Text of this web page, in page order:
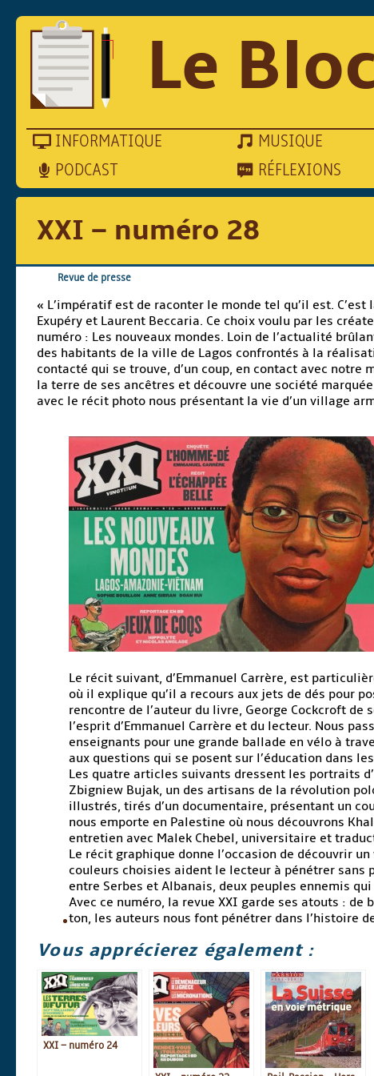
Le
INFORMATIQUE MUSIQUE
PODCAST
RÉFLEXIONS
XXI – numéro 28
Revue de presse
« L’impératif est de raconter le monde tel qu’il est.
Exupéry et Laurent Beccaria. Ce choix voulu par les
numéro : Les nouveaux mondes. Loin de l’actualité
des habitants de la ville de Lagos confrontés à la
contacté qui se trouve, d’un coup, en contact avec
la terre de ses ancêtres et découvre une société
avec le récit photo nous présentant la vie d’un village
Le récit suivant, d’Emmanuel Carrère, est
où il explique qu’il a recours aux jets de dés pour
rencontre de l’auteur du livre, George Cockcroft
l’esprit d’Emmanuel Carrère et du lecteur. Nous
enseignants pour une grande ballade en vélo à
aux questions qui se posent sur l’éducation dans
Les quatre articles suivants dressent les portraits
Zbigniew Bujak, un des artisans de la révolution
illustrés, tirés d’un documentaire, présentant un
nous emporte en Palestine où nous découvrons
entretien avec Malek Chebel, universitaire et
Le récit graphique donne l’occasion de découvrir
couleurs choisies aident le lecteur à pénétrer sans
entre Serbes et Albanais, deux peuples ennemis
Avec ce numéro, la revue XXI garde ses atouts :
ton, les auteurs nous font pénétrer dans l’histoire
Vous apprécierez également :
XXI – numéro 24